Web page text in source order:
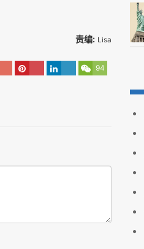
责编: Lisa
94